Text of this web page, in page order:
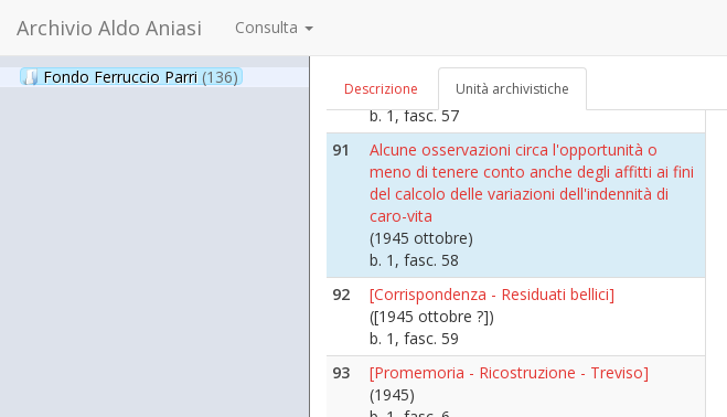
Archivio Aldo Aniasi Consulta
Fondo Ferruccio Parri (136)
Descrizione Unità archivistiche
L'autostrada Serravalle-Milano-Canton Ticino
([1945 ottobre])
b. 1, fasc. 57
91
Alcune osservazioni circa l'opportunità o
meno di tenere conto anche degli affitti ai fini
del calcolo delle variazioni dell'indennità di
caro-vita
(1945 ottobre)
b. 1, fasc. 58
92
[Corrispondenza - Residuati bellici]
([1945 ottobre ?])
b. 1, fasc. 59
93
[Promemoria - Ricostruzione - Treviso]
(1945)